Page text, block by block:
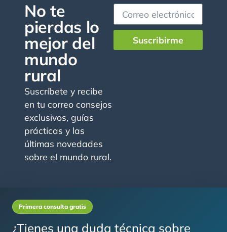
No te
pierdas lo
mejor del
mundo
rural
Suscríbete y recibe
en tu correo consejos
exclusivos, guías
prácticas y las
últimas novedades
sobre el mundo rural.
Suscribirme
Primera consulta gratis
¿Tienes una duda técnica sobre